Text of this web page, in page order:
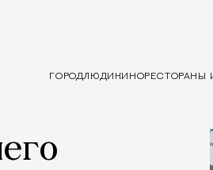
ГОРОДЛЮДИ КИНОРЕСТОРАНЫ